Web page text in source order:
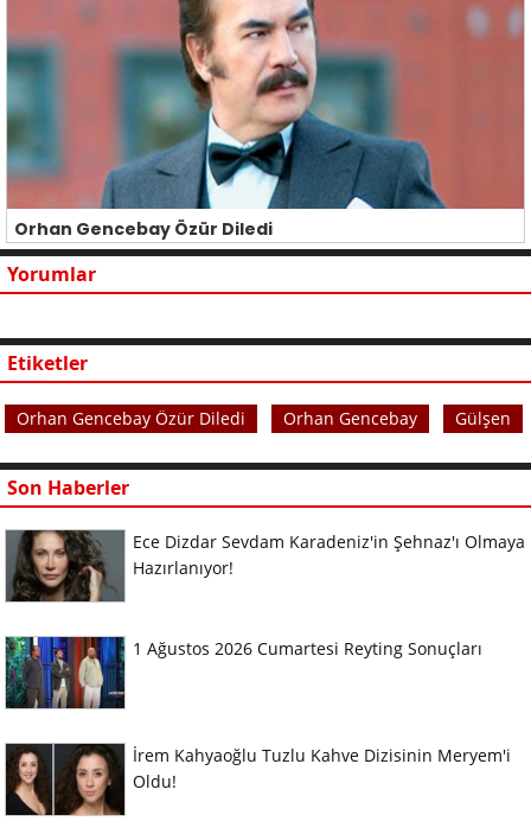
Orhan Gencebay Özür Diledi
Yorumlar
Etiketler
Orhan Gencebay Özür Diledi Orhan Gencebay Gülşen
Son Haberler
Ece Dizdar Sevdam Karadeniz'in Şehnaz'ı Olmaya
Hazırlanıyor!
1 Ağustos 2026 Cumartesi Reyting Sonuçları
İrem Kahyaoğlu Tuzlu Kahve Dizisinin Meryem'i
Oldu!